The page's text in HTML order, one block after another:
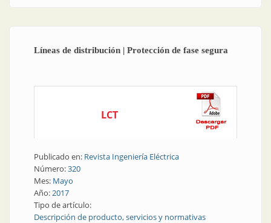
Líneas de distribución | Protección de fase segura
LCT
Publicado en: Revista Ingeniería Eléctrica
Número:320
Mes: Mayo
Año:2017
Tipo de artículo:
Descripción de producto, servicios y normativas